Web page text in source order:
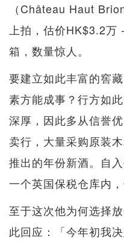
（Château Haut
上拍，估价HK$3.2万
箱，数量惊人。
要建立如此丰富的窖
素方能成事？行方如
深厚，因此多从信誉
卖行，大量采购原装
推出的年份新酒。自
一个英国保税仓库内
至于这次他为何选择
此回应：「今年初我